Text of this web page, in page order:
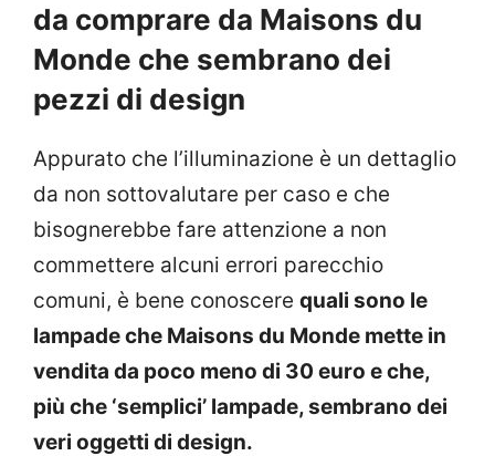
da comprare da Maisons du
Monde che sembrano dei
pezzi di design
Appurato che l’illuminazione è un dettaglio
da non sottovalutare per caso e che
bisognerebbe fare attenzione a non
commettere alcuni errori parecchio
comuni, è bene conoscere quali sono le
lampade che Maisons du Monde mette in
vendita da poco meno di 30 euro e che,
più che ‘semplici’ lampade, sembrano dei
veri oggetti di design.